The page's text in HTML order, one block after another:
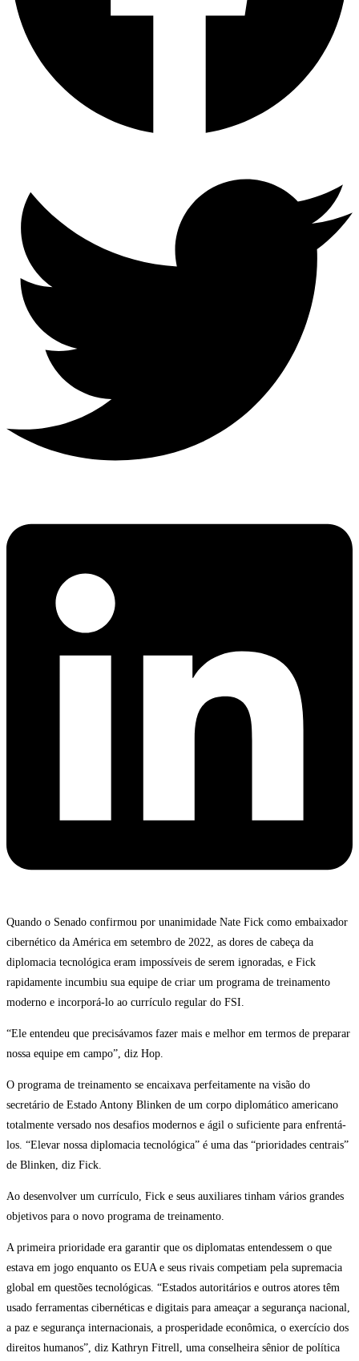
Quando o Senado confirmou por unanimidade Nate Fick como embaixador
cibernético da América em setembro de 2022, as dores de cabeça da
diplomacia tecnológica eram impossíveis de serem ignoradas, e Fick
rapidamente incumbiu sua equipe de criar um programa de treinamento
moderno e incorporá-lo ao currículo regular do FSI.
“Ele entendeu que precisávamos fazer mais e melhor em termos de preparar
nossa equipe em campo”, diz Hop.
O programa de treinamento se encaixava perfeitamente na visão do
secretário de Estado Antony Blinken de um corpo diplomático americano
totalmente versado nos desafios modernos e ágil o suficiente para enfrentá-
los. “Elevar nossa diplomacia tecnológica” é uma das “prioridades centrais”
de Blinken, diz Fick.
Ao desenvolver um currículo, Fick e seus auxiliares tinham vários grandes
objetivos para o novo programa de treinamento.
A primeira prioridade era garantir que os diplomatas entendessem o que
estava em jogo enquanto os EUA e seus rivais competiam pela supremacia
global em questões tecnológicas. “Estados autoritários e outros atores têm
usado ferramentas cibernéticas e digitais para ameaçar a segurança nacional,
a paz e segurança internacionais, a prosperidade econômica, o exercício dos
direitos humanos”, diz Kathryn Fitrell, uma conselheira sênior de política